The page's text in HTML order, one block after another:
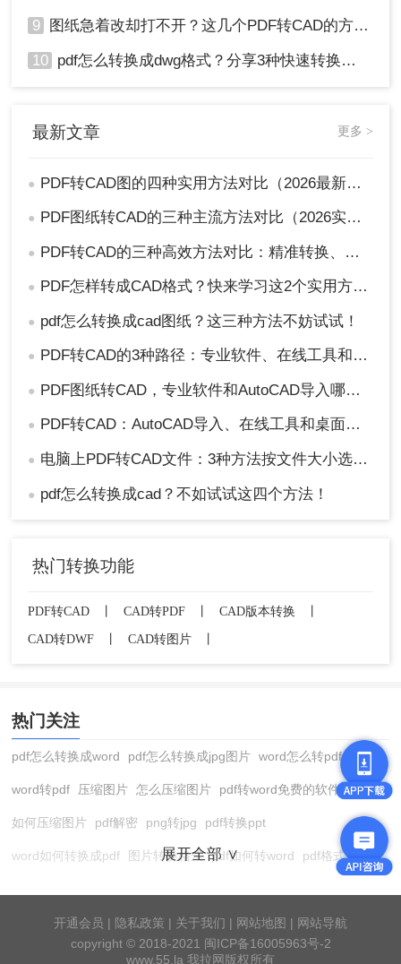
9 图纸急着改却打不开？这几个PDF转CAD的方法真管用！
10 pdf怎么转换成dwg格式？分享3种快速转换方法！
最新文章 更多 >
● PDF转CAD图的四种实用方法对比（2026最新版）：按需选择，效率至上！
● PDF图纸转CAD的三种主流方法对比（2026实用版）：选对工具效率翻倍！
● PDF转CAD的三种高效方法对比：精准转换、可编辑、保图层！
● PDF怎样转成CAD格式？快来学习这2个实用方法吧！
● pdf怎么转换成cad图纸？这三种方法不妨试试！
● PDF转CAD的3种路径：专业软件、在线工具和专用转换器各适合谁！
● PDF图纸转CAD，专业软件和AutoCAD导入哪个更合适！
● PDF转CAD：AutoCAD导入、在线工具和桌面软件，哪个更适合你！
● 电脑上PDF转CAD文件：3种方法按文件大小选，大的别用在线工具！
● pdf怎么转换成cad？不如试试这四个方法！
热门转换功能
PDF转CAD CAD转PDF CAD版本转换
CAD转DWF
CAD转图片
热门关注
pdf怎么转换成word pdf怎么转换成jpg图片 word怎么转pdf
word转pdf 压缩图片 怎么压缩图片 pdf转word免费的软件
如何压缩图片 pdf解密 png转jpg pdf转换ppt
word如何转换成pdf 图片转换格式 pdf如何转word pdf格式转换
pdf转cad 图片压缩软件 jpg转换成pdf 在线word转pdf
pdf转word工具 pdf压缩 pdf转word pdf转ppt
展开全部 ∨
开通会员 | 隐私政策 | 关于我们 | 网站地图 | 网站导航
copyright © 2018-2021 闽ICP备16005963号-2
www.55.la 我拉网版权所有